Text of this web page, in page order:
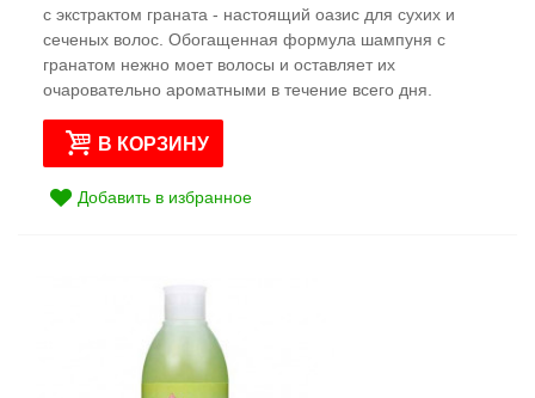
с экстрактом граната - настоящий оазис для сухих и
сеченых волос. Обогащенная формула шампуня с
гранатом нежно моет волосы и оставляет их
очаровательно ароматными в течение всего дня.
В КОРЗИНУ
Добавить в избранное